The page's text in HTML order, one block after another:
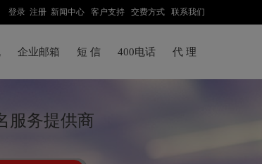
登录 注册 新闻中心 客户支持 交费方式 联系我们
企业邮箱 短 信 400电话 代 理
服务提供商